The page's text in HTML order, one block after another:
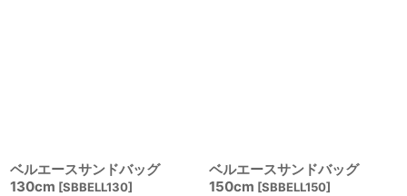
ベルエースサンドバッグ
130cm [SBBELL130]
ベルエースサンドバッグ
150cm [SBBELL150]